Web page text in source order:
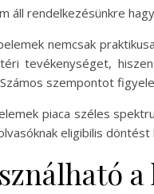
áll rendelkezésünkre
nemcsak
tevékenységet,
szempontot
piaca széles
eligibilis